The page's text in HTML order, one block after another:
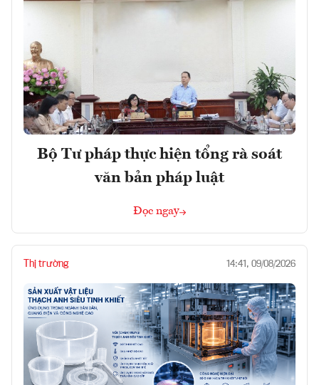
Bộ Tư pháp thực hiện tổng rà soát
văn bản pháp luật
Đọc ngay
Thị trường 14:41, 09/08/2026